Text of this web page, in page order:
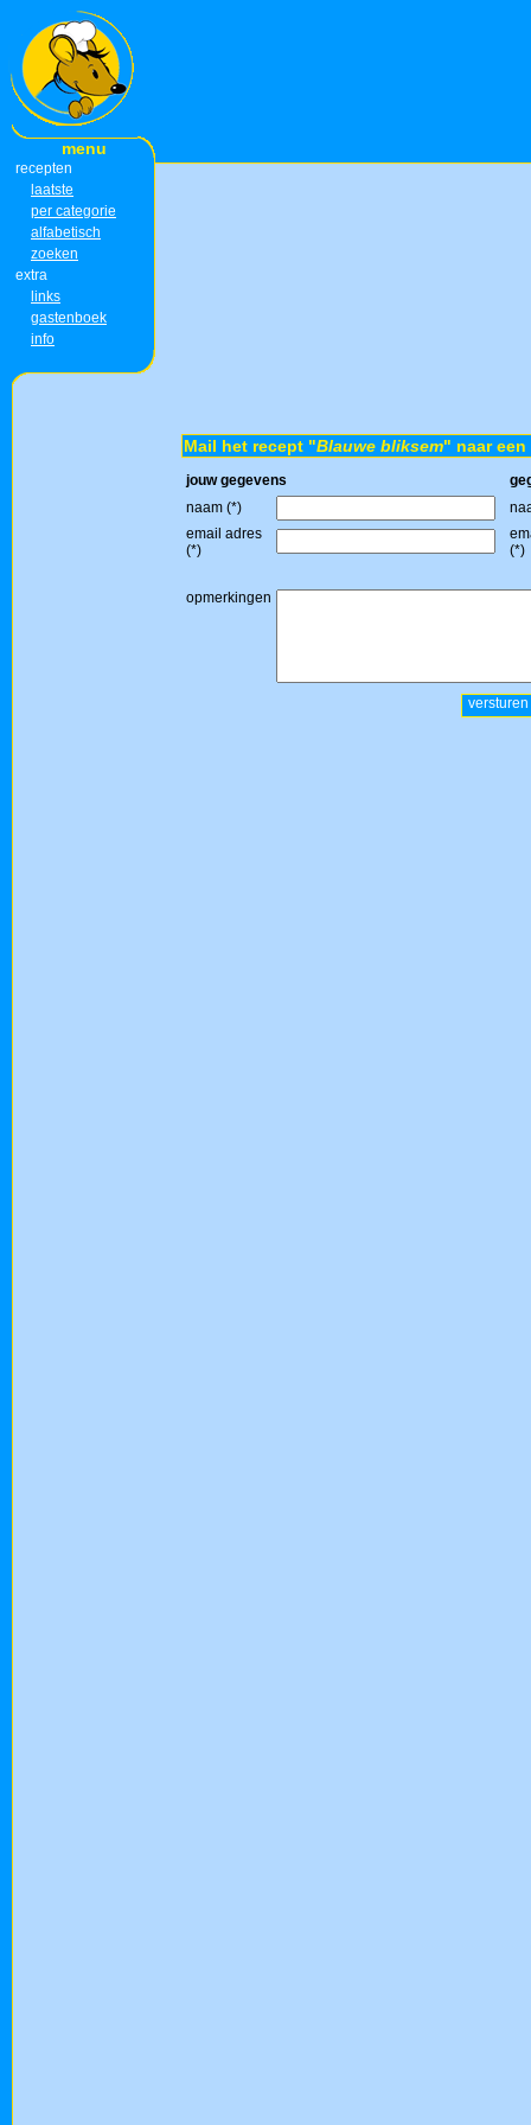
menu
recepten
laatste
per categorie
alfabetisch
zoeken
extra
links
gastenboek
info
Mail het recept "Blauwe bliksem" naar
jouw gegevens
naam (*)
email adres
(*)
(*)
opmerkingen